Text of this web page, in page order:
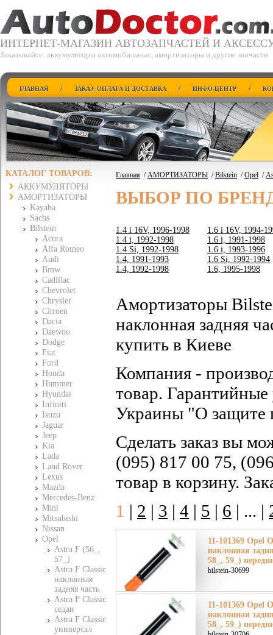
ИНТЕРНЕТ-МАГАЗИН АВТОЗАПЧАСТЕЙ И
Заказывайте: аккумуляторы автомобильные, амортизаторы и другие запчасти
ГЛАВНАЯ / ЗАКАЗ, ОПЛАТА И ДОСТАВКА / ИНФО-ЦЕНТР /
КАТАЛОГ ТОВАРОВ:
АККУМУЛЯТОРЫ
АМОРТИЗАТОРЫ
Kayaba
Sachs
Bilstein
Acura
Alfa Romeo
Audi
Bmw
Cadillac
Chevrolet
Chrysler
Citroen
Dacia
Daewoo
Dodge
Fiat
Ford
Honda
Hummer
Hyundai
Infiniti
Isuzu
Jaguar
Jeep
Kia
Lada
Land Rover
Lexus
Mazda
Mercedes-Benz
Mini
Mitsubishi
Nissan
Opel
Astra F (56_,
57_)
Astra F Classic
наклонная
задняя часть
Astra F Classic
седан
Astra F Classic
универсал
Главная /АМОРТИЗАТОРЫ /Bilstein /Opel /
ВЫБОР ПО
1.4 i 16V, 1996-1998
1.4 i, 1992-1998
1.4 Si, 1992-1998
1.4, 1991-1993
1.4, 1992-1998
1.6 i 16V, 1994-
1.6 i, 1991-1998
1.6 i, 1993-1996
1.6 Si, 1992-1994
1.6, 1995-1998
Амортизаторы
наклонная задняя
купить в Киеве
Компания -
товар. Гарантийные
Украины "О защите
Сделать заказ вы
(095) 817 00 75,
товар в корзину.
1 | 2 | 3 | 4 | 5 | 6 | ... |
11-101369 Opel
наклонная
58_, 59_)
bilstein-30699
11-101369 Opel
наклонная
58_, 59_)